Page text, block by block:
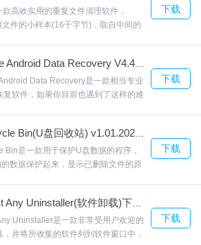
的，以产生物有所值。 计算的值并不总是告
日志
机Cy定时助手非常省心的定时小工具，
任何功能限制，无插件；能在后台运
高效实用的重复文件清理软件，
件的小样本(16千字节)，取自中间的
迎来合众软件园下载体验。
下载
Data Recovery是一款相当专业
复软件，如果你目前也遇到了这样的难
的文件导出成为经常使用的文件格式，
件园下载体验。
下载
Bin是一款用于保护U盘数据的程序，
数据保护起来，显示已删除文件的原
众软件园下载体验。
下载
Uninstaller是一款非常受用户欢迎的
，并将所收集的软件列到软件窗口中，
下载